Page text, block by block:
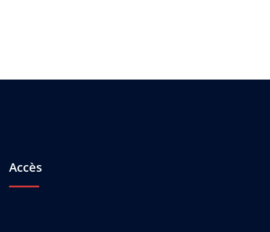
Accès